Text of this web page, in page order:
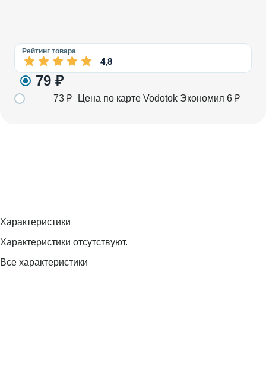
Рейтинг товара
4,8
79 ₽
73 ₽ Цена по карте Vodotok Экономия 6 ₽
Характеристики
Характеристики отсутствуют.
Все характеристики